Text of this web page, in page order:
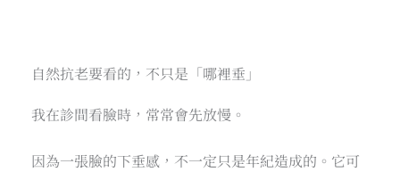
自然抗老要看的，不只是「哪裡垂」
我在診間看臉時，常常會先放慢。
因為一張臉的下垂感，不一定只是年紀造成的。它可